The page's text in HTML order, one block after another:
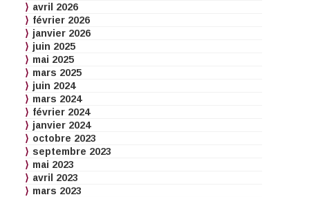
avril 2026
février 2026
janvier 2026
juin 2025
mai 2025
mars 2025
juin 2024
mars 2024
février 2024
janvier 2024
octobre 2023
septembre 2023
mai 2023
avril 2023
mars 2023